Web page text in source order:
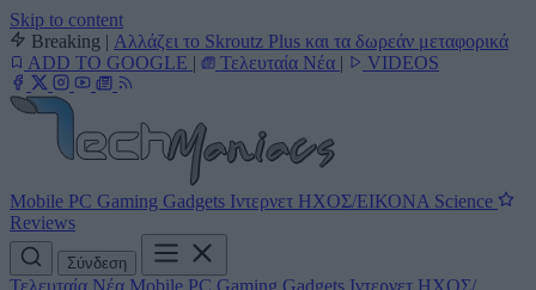
Skip to content
Breaking | Αλλάζει το Skroutz Plus και τα δωρεάν μεταφορικά
ADD TO GOOGLE | Τελευταία Νέα | VIDEOS
Mobile PC Gaming Gadgets Ιντερνετ ΗΧΟΣ/ΕΙΚΟΝΑ Science
Reviews
Σύνδεση
Τελευταία Νέα Mobile PC Gaming Gadgets Ιντερνετ ΗΧΟΣ/